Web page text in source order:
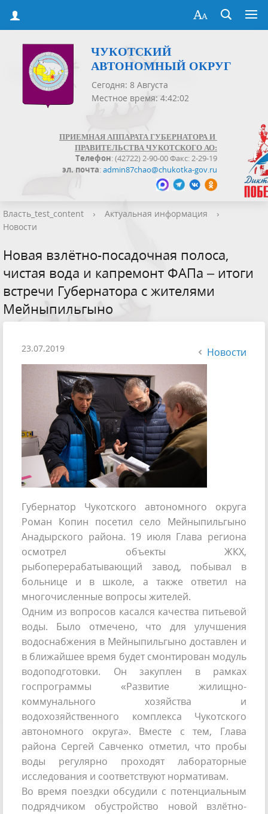
ЧУКОТСКИЙ
АВТОНОМНЫЙ ОКРУГ
Сегодня: 8 Августа
Местное время: 4:42:02
ПРИЕМНАЯ АППАРАТА ГУБЕРНАТОРА И
ПРАВИТЕЛЬСТВА ЧУКОТСКОГО АО:
Телефон: (42722) 2-90-00 Факс: 2-29-19
эл. почта:admin87chao@chukotka-gov.ru
Власть_test_content › Актуальная информация
›
Новости
Новая взлётно-посадочная полоса,
чистая вода и капремонт ФАПа – итоги
встречи Губернатора с жителями
Мейныпильгыно
23.07.2019 Новости
Губернатор Чукотского автономного округа
Роман Копин посетил село Мейныпильгыно
Анадырского района. 19 июля Глава региона
осмотрел объекты ЖКХ,
рыбоперерабатывающий завод, побывал в
больнице и в школе, а также ответил на
многочисленные вопросы жителей.
Одним из вопросов касался качества питьевой
воды. Было отмечено, что для улучшения
водоснабжения в Мейныпильгыно доставлен и
в ближайшее время будет смонтирован модуль
водоподготовки. Он закуплен в рамках
госпрограммы «Развитие жилищно-
коммунального хозяйства и
водохозяйственного комплекса Чукотского
автономного округа». Вместе с тем, Глава
района Сергей Савченко отметил, что пробы
воды регулярно проходят лабораторные
исследования и соответствуют нормативам.
Во время поездки обсудили с потенциальным
подрядчиком обустройство новой взлётно-